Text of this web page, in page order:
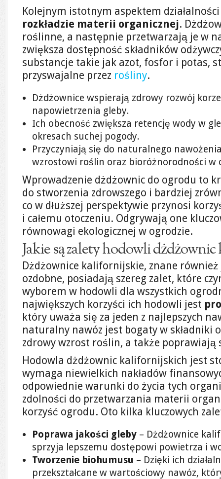
Kolejnym istotnym aspektem
rozkładzie materii organicznej.
roślinne, a następnie przetwarzają je w
zwiększa dostępność składników
substancje takie jak azot, fosfor i potas,
przyswajalne przez rośliny.
Dżdżownice wspierają zdrowy rozwój
napowietrzenia gleby.
Ich obecność zwiększa retencję wody w
okresach suchej pogody.
Przyczyniają się do naturalnego
wzrostowi roślin oraz bioróżnorodności w
Wprowadzenie dżdżownic do ogrodu to
do stworzenia zdrowszego i bardziej
co w dłuższej perspektywie przynosi
i całemu otoczeniu. Odgrywają one
równowagi ekologicznej w ogrodzie.
Jakie są zalety hodowli
Dżdżownice kalifornijskie, znane
ozdobne, posiadają szereg zalet, które
wyborem w hodowli dla wszystkich
największych korzyści ich hodowli jest
który uważa się za jeden z najlepszych
naturalny nawóz jest bogaty w składniki
zdrowy wzrost roślin, a także
Hodowla dżdżownic kalifornijskich jest
wymaga niewielkich nakładów
odpowiednie warunki do życia tych
zdolności do przetwarzania materii
korzyść ogrodu. Oto kilka kluczowych
Poprawa jakości gleby – Dżdżownice
sprzyja lepszemu dostępowi powietrza i
Tworzenie biohumusu – Dzięki ich
przekształcane w wartościowy nawóz,